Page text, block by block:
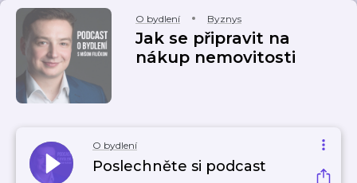
O bydlení Byznys
Jak se připravit na
nákup nemovitosti
O bydlení
Poslechněte si podcast